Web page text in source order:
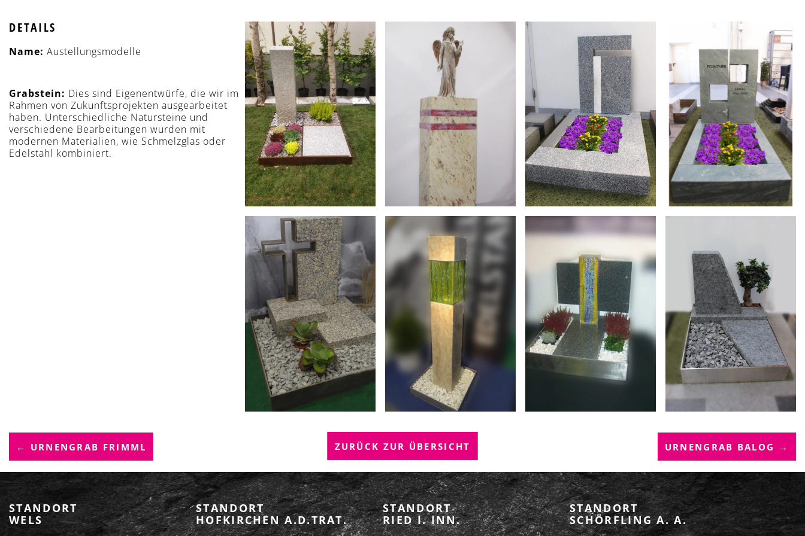
DETAILS
Name: Austellungsmodelle
Grabstein: Dies sind Eigenentwürfe, die wir im
Rahmen von Zukunftsprojekten ausgearbeitet
haben. Unterschiedliche Natursteine und
verschiedene Bearbeitungen wurden mit
modernen Materialien, wie Schmelzglas oder
Edelstahl kombiniert.
B
E
I
T
← URNENGRAB FRIMML URNENGRAB BALOG →
ZURÜCK ZUR ÜBERSICHT
STANDORT
WELS
STANDORT
HOFKIRCHEN A.D.TRAT.
STANDORT
RIED I. INN.
STANDORT
SCHÖRFLING A. A.